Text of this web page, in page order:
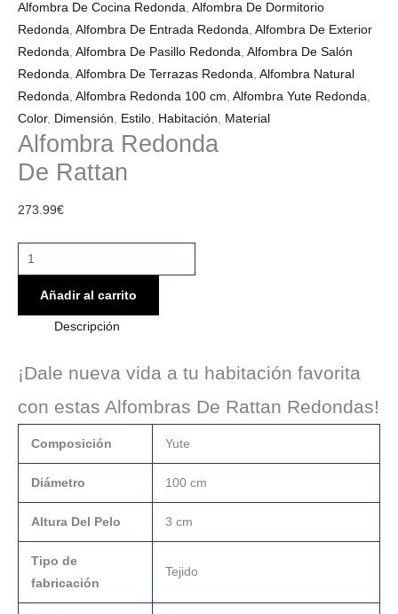
Alfombra De Cocina Redonda, Alfombra De Dormitorio
Redonda, Alfombra De Entrada Redonda, Alfombra De Exterior
Redonda, Alfombra De Pasillo Redonda, Alfombra De Salón
Redonda, Alfombra De Terrazas Redonda, Alfombra Natural
Redonda, Alfombra Redonda 100 cm, Alfombra Yute Redonda,
Color, Dimensión, Estilo, Habitación, Material
Alfombra Redonda
De Rattan
273.99€
Añadir al carrito
Descripción
¡Dale nueva vida a tu habitación favorita
con estas Alfombras De Rattan Redondas!
Composición Yute
Diámetro 100 cm
Altura Del Pelo 3 cm
Tipo de
fabricación
Tejido